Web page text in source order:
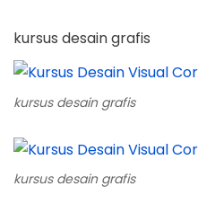
kursus desain grafis
kursus desain grafis
kursus desain grafis